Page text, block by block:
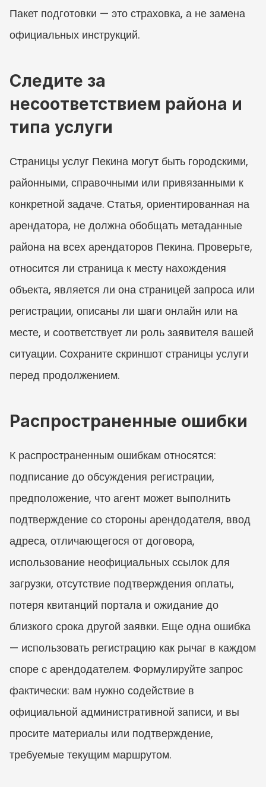
Пакет подготовки — это страховка, а не замена
официальных инструкций.
Следите за
несоответствием района и
типа услуги
Страницы услуг Пекина могут быть городскими,
районными, справочными или привязанными к
конкретной задаче. Статья, ориентированная на
арендатора, не должна обобщать метаданные
района на всех арендаторов Пекина. Проверьте,
относится ли страница к месту нахождения
объекта, является ли она страницей запроса или
регистрации, описаны ли шаги онлайн или на
месте, и соответствует ли роль заявителя вашей
ситуации. Сохраните скриншот страницы услуги
перед продолжением.
Распространенные ошибки
К распространенным ошибкам относятся:
подписание до обсуждения регистрации,
предположение, что агент может выполнить
подтверждение со стороны арендодателя, ввод
адреса, отличающегося от договора,
использование неофициальных ссылок для
загрузки, отсутствие подтверждения оплаты,
потеря квитанций портала и ожидание до
близкого срока другой заявки. Еще одна ошибка
— использовать регистрацию как рычаг в каждом
споре с арендодателем. Формулируйте запрос
фактически: вам нужно содействие в
официальной административной записи, и вы
просите материалы или подтверждение,
требуемые текущим маршрутом.